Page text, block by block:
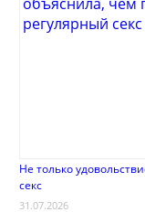
Не только
секс
31.07.2026